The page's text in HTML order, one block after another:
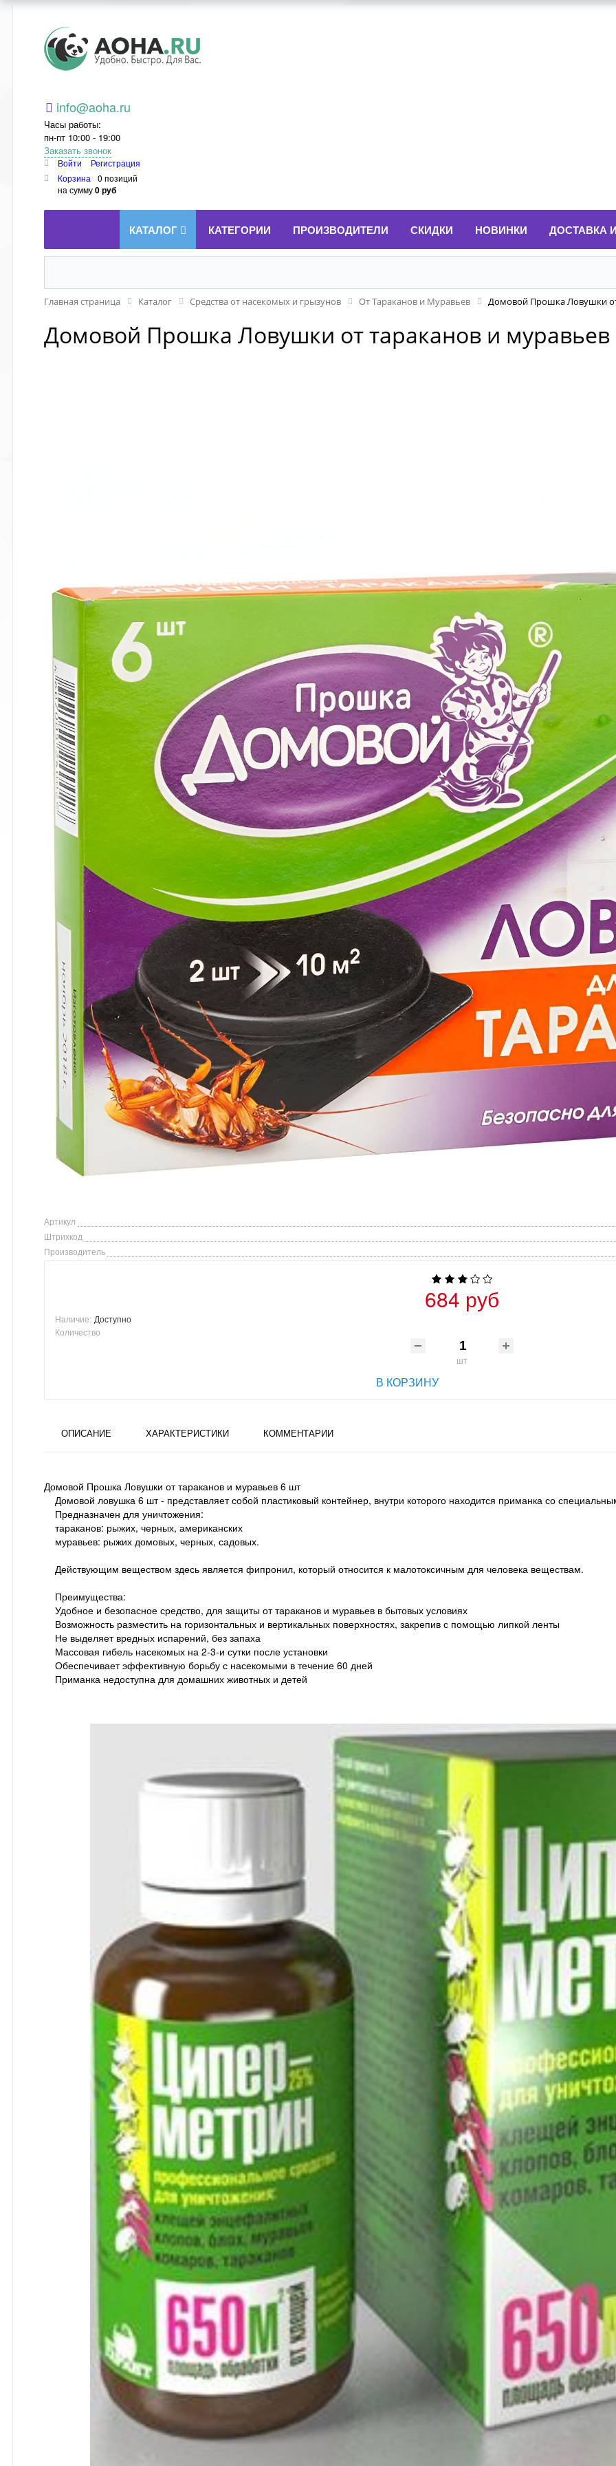
Aoha.ru
info@aoha.ru
Часы работы:
пн-пт 10:00 - 19:00
Заказать звонок
Войти
Регистрация
Корзина
0 позиций
на сумму0 руб
КАТАЛОГ КАТЕГОРИИ ПРОИЗВОДИТЕЛИ СКИДКИ НОВИНКИ ДОСТАВКА
Главная страница Каталог Средства от насекомых и грызунов От Тараканов и Муравьев Домовой Прошка Ловушки
Домовой Прошка Ловушки от тараканов и
Артикул
Штрихкод
Производитель
684 руб
Наличие: Доступно
Количество
шт
В КОРЗИНУ
ОПИСАНИЕ ХАРАКТЕРИСТИКИ КОММЕНТАРИИ
Домовой Прошка Ловушки от тараканов и муравьев 6 шт
Домовой ловушка 6 шт - представляет собой пластиковый контейнер, внутри которого находится приманка со
Предназначен для уничтожения:
тараканов: рыжих, черных, американских
муравьев: рыжих домовых, черных, садовых.
Действующим веществом здесь является фипронил, который относится к малотоксичным для человека веществам.
Преимущества:
Удобное и безопасное средство, для защиты от тараканов и муравьев в бытовых условиях
Возможность разместить на горизонтальных и вертикальных поверхностях, закрепив с помощью липкой ленты
Не выделяет вредных испарений, без запаха
Массовая гибель насекомых на 2-3-и сутки после установки
Обеспечивает эффективную борьбу с насекомыми в течение 60 дней
Приманка недоступна для домашних животных и детей